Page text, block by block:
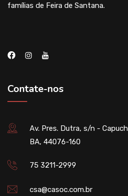
famílias de Feira de Santana.
Contate-nos
Av. Pres. Dutra, s/n -
BA, 44076-160
75 3211-2999
csa@casoc.com.br